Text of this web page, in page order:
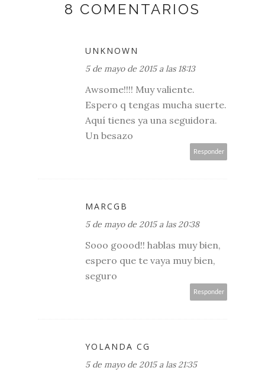
8 COMENTARIOS
UNKNOWN
5 de mayo de 2015 a las 18:13
Awsome!!!! Muy valiente.
Espero q tengas mucha suerte.
Aquí tienes ya una seguidora.
Un besazo
Responder
MARCGB
5 de mayo de 2015 a las 20:38
Sooo goood!! hablas muy bien,
espero que te vaya muy bien,
seguro
Responder
YOLANDA CG
5 de mayo de 2015 a las 21:35